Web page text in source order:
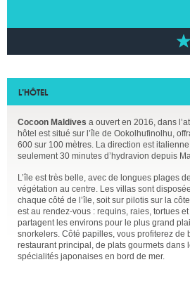
L’HÔTEL
Cocoon Maldives a ouvert en 2016, dans
hôtel est situé sur l’île de Ookolhufinolhu,
600 sur 100 mètres. La direction est
seulement 30 minutes d’hydravion depuis
L’île est très belle, avec de longues plages
végétation au centre. Les villas sont
chaque côté de l’île, soit sur pilotis sur la
est au rendez-vous : requins, raies, tortues
partagent les environs pour le plus grand
snorkelers. Côté papilles, vous profiterez de
restaurant principal, de plats gourmets dans
spécialités japonaises en bord de mer.